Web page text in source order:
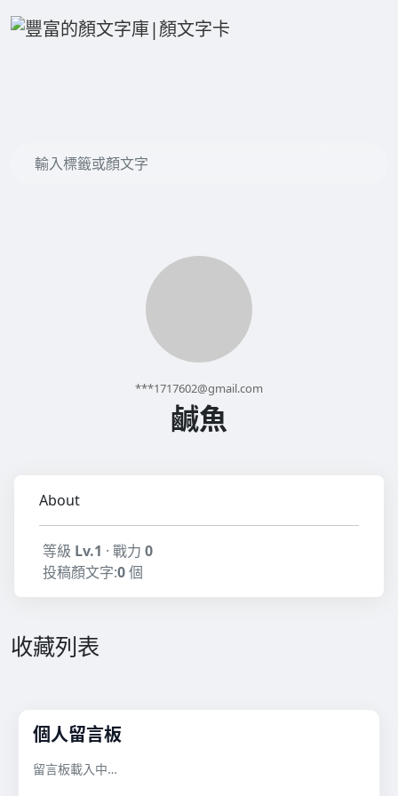
***1717602@gmail.com
鹹魚
About
等級 Lv.1 · 戰力 0
投稿顏文字:0個
收藏列表
個人留言板
留言板載入中…